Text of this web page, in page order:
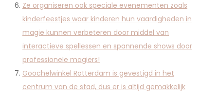
Ze organiseren ook speciale evenementen zoals
kinderfeestjes waar kinderen hun vaardigheden in
magie kunnen verbeteren door middel van
interactieve spellessen en spannende shows door
professionele magiërs!
Goochelwinkel Rotterdam is gevestigd in het
centrum van de stad, dus er is altijd gemakkelijk